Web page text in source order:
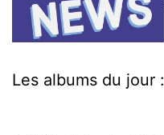
Les albums du jour :